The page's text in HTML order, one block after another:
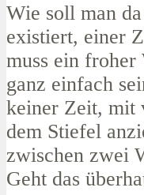
Wie soll man
existiert, einer
muss ein
ganz einfach
keiner Zeit, mit
dem Stiefel
zwischen zwei
Geht das